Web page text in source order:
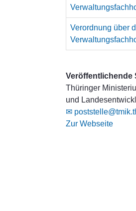
Verordnung über
Veröffentlichende
Thüringer
und
✉
Zur Webseite